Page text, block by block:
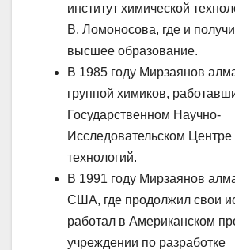
институт химической
В. Ломоносова, где и
высшее образование.
В 1985 году Мирзаянов
группой химиков,
Государственном Научно-
Исследовательском
технологий.
В 1991 году Мирзаянов
США, где продолжил свои
работал в Американском
учреждении по разработке